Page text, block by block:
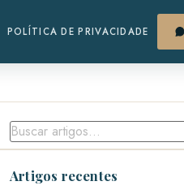
POLÍTICA DE PRIVACIDADE
Artigos recentes